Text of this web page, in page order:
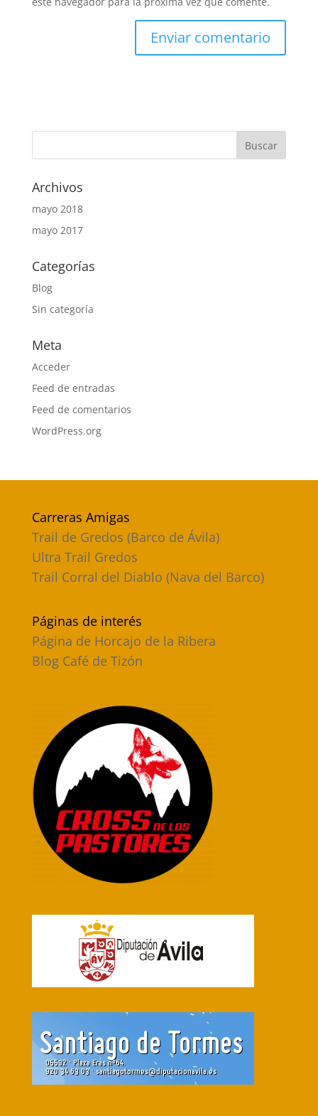
Archivos
mayo 2018
mayo 2017
Categorías
Blog
Sin categoría
Meta
Acceder
Feed de entradas
Feed de comentarios
WordPress.org
Carreras Amigas
Trail de Gredos (Barco de Ávila)
Ultra Trail Gredos
Trail Corral del Diablo (Nava del Barco)
Páginas de interés
Página de Horcajo de la Ribera
Blog Café de Tizón